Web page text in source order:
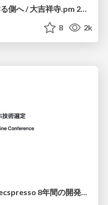
クラウドを使う側から、作る側へ / 大吉祥寺.pm 2026前夜祭
8 2k